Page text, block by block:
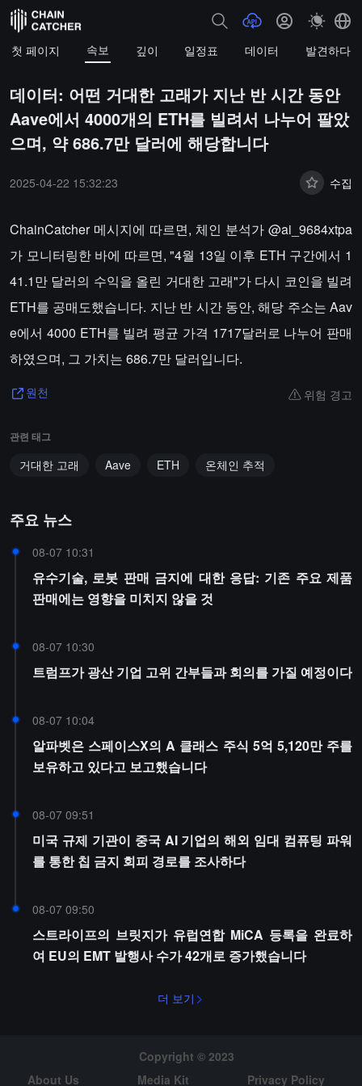
첫 페이지 속보 깊이 일정표 데이터 발견하다
데이터: 어떤 거대한 고래가 지난 반 시간 동안
Aave에서 4000개의 ETH를 빌려서 나누어 팔았
으며, 약 686.7만 달러에 해당합니다
2025-04-22 15:32:23 수집
ChainCatcher 메시지에 따르면, 체인 분석가 @ai_9684xtpa
가 모니터링한 바에 따르면, "4월 13일 이후 ETH 구간에서 1
41.1만 달러의 수익을 올린 거대한 고래"가 다시 코인을 빌려
ETH를 공매도했습니다. 지난 반 시간 동안, 해당 주소는 Aav
e에서 4000 ETH를 빌려 평균 가격 1717달러로 나누어 판매
하였으며, 그 가치는 686.7만 달러입니다.
원천 위험 경고
관련 태그
거대한 고래 Aave ETH 온체인 추적
주요 뉴스
08-07 10:31
유수기술, 로봇 판매 금지에 대한 응답: 기존 주요 제품
판매에는 영향을 미치지 않을 것
08-07 10:30
트럼프가 광산 기업 고위 간부들과 회의를 가질 예정이다
08-07 10:04
알파벳은 스페이스X의 A 클래스 주식 5억 5,120만 주를
보유하고 있다고 보고했습니다
08-07 09:51
미국 규제 기관이 중국 AI 기업의 해외 임대 컴퓨팅 파워
를 통한 칩 금지 회피 경로를 조사하다
08-07 09:50
스트라이프의 브릿지가 유럽연합 MiCA 등록을 완료하
여 EU의 EMT 발행사 수가 42개로 증가했습니다
더 보기
Copyright © 2023
About Us
Media Kit Privacy Policy